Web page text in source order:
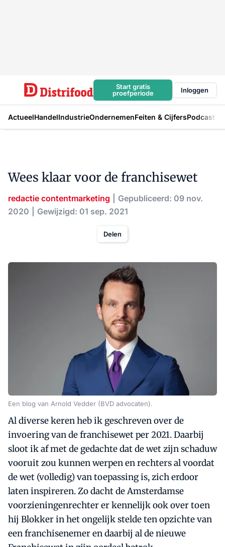
Start gratis
proefperiode
Inloggen
ActueelHandelIndustrieOndernemenFeiten & CijfersPodcast
Wees klaar voor de franchisewet
redactie contentmarketing
Gepubliceerd: 09 nov.
2020
Gewijzigd: 01 sep. 2021
Delen
Een blog van Arnold Vedder (BVD advocaten).
Al diverse keren heb ik geschreven over de
invoering van de franchisewet per 2021. Daarbij
sloot ik af met de gedachte dat de wet zijn schaduw
vooruit zou kunnen werpen en rechters al voordat
de wet (volledig) van toepassing is, zich erdoor
laten inspireren. Zo dacht de Amsterdamse
voorzieningenrechter er kennelijk ook over toen
hij Blokker in het ongelijk stelde ten opzichte van
een franchisenemer en daarbij al de nieuwe